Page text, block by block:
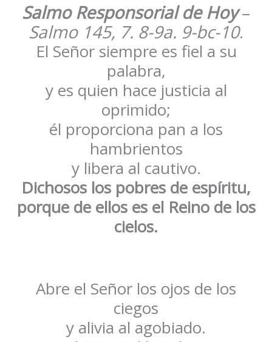
Salmo Responsorial de Hoy –
Salmo 145, 7. 8-9a. 9-bc-10.
El Señor siempre es fiel a su
palabra,
y es quien hace justicia al
oprimido;
él proporciona pan a los
hambrientos
y libera al cautivo.
Dichosos los pobres de espíritu,
porque de ellos es el Reino de los
cielos.
Abre el Señor los ojos de los
ciegos
y alivia al agobiado.